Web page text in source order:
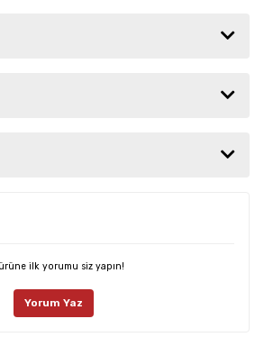
henüz soru sorulmamış.
öneri formunu kullanarak tarafımıza
veya görüntülenemiyor.
daha pahalı.
Deneyimini Paylaş
ilk yorumu siz yapın!
Yorum Yaz